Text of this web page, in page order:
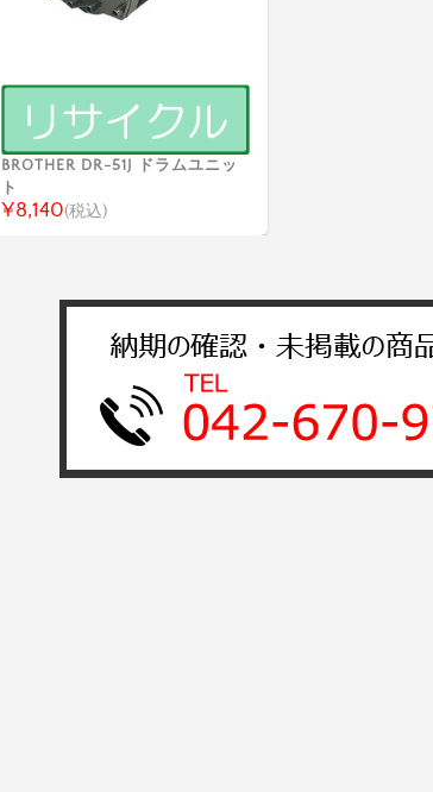
BROTHER DR-51J ドラムユニッ
ト
¥8,140(税込)